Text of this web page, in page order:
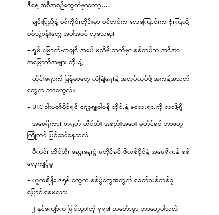
ဒီနေ့ အစီအစဉ်တွေထဲမှာတော့…..
– ချင်းပြည်နဲ့ စစ်ကိုင်းတိုင်းမှာ စစ်တပ်က လေကြောင်းက ဗုံးကြဲလို့
စစ်သုံ့ပန်းတွေ အပါအဝင် လူသေဆုံး
– ရှမ်းမြောက်-ကချင် အစပ် မဘိမ်းဘက်မှာ စစ်တပ်က အင်အား
အမြောက်အများ တိုးချဲ့
– ထိုင်းရောက် မြန်မာတွေ လုံခြုံရေးနဲ့ အလုပ်လုပ်ဖို့ အကန့်အသတ်
တွေက ဘာတွေလဲ။
– UFC ခါးပတ်ပိုင်ရှင် ဂျော့ရှူဝါဗန် ထိုင်းနဲ့ မလေးရှားကို လာဖို့ရှိ
– အမေရိကား-တရုတ် ထိပ်သီး အစည်းအဝေး မတိုင်ခင် ဘာတွေ
ကြိုတင် ပြင်ဆင်နေသလဲ
– ပီကင်း ထိပ်သီး ဆွေးနွေးပွဲ မတိုင်ခင် ဖိလစ်ပိုင်နဲ့ အမေရိကန် စစ်
လေ့ကျင့်မှု
– ယူကရိန်း ဒရုန်းတွေက စစ်ပွဲတွေအတွက် ခေတ်သစ်တစ်ခု
ပြောင်းစေမလား
– ၂ နှစ်ကျော်က မြုပ်သွားတဲ့ ရုရှား သင်္ဘောမှာ ဘာတွေပါသလဲ